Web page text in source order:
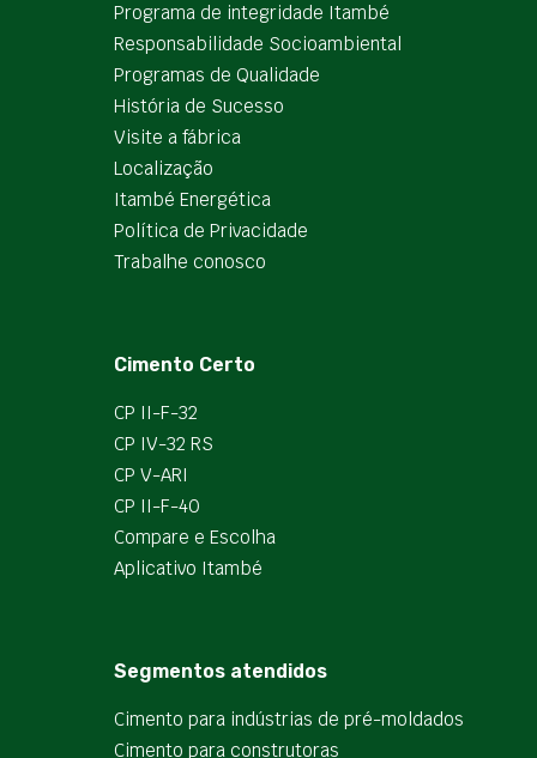
Programa de integridade Itambé
Responsabilidade Socioambiental
Programas de Qualidade
História de Sucesso
Visite a fábrica
Localização
Itambé Energética
Política de Privacidade
Trabalhe conosco
Cimento Certo
CP II-F-32
CP IV-32 RS
CP V-ARI
CP II-F-40
Compare e Escolha
Aplicativo Itambé
Segmentos atendidos
Cimento para indústrias de pré-moldados
Cimento para construtoras